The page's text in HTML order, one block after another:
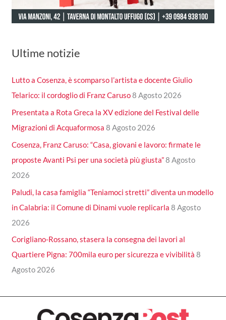
Ultime notizie
Lutto a Cosenza, è scomparso l’artista e docente Giulio
Telarico: il cordoglio di Franz Caruso8 Agosto 2026
Presentata a Rota Greca la XV edizione del Festival delle
Migrazioni di Acquaformosa 8 Agosto 2026
Cosenza, Franz Caruso: “Casa, giovani e lavoro: firmate le
proposte Avanti Psi per una società più giusta”8 Agosto
2026
Paludi, la casa famiglia “Teniamoci stretti” diventa un modello
in Calabria: il Comune di Dinami vuole replicarla 8 Agosto
2026
Corigliano-Rossano, stasera la consegna dei lavori al
Quartiere Pigna: 700mila euro per sicurezza e vivibilità 8
Agosto 2026